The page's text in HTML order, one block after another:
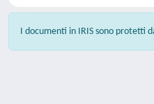
I documenti in IRIS sono protetti